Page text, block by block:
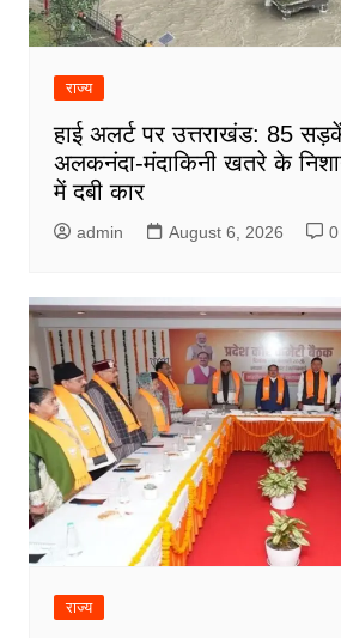
राज्य
हाई अलर्ट पर उत्तराखंड: 85
अलकनंदा-मंदाकिनी खतरे के
में दबी कार
admin August 6, 2026 0
राज्य